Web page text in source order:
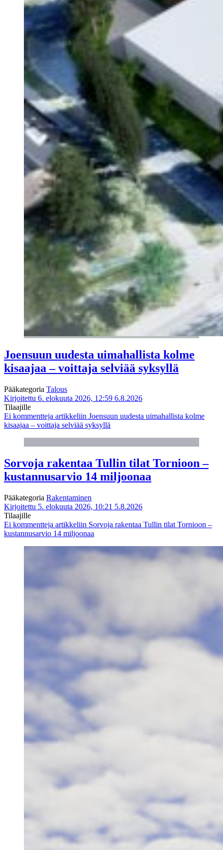
Joensuun uudesta uimahallista kolme
kisaajaa – voittaja selviää syksyllä
Pääkategoria Talous
Kirjoitettu 6. elokuuta 2026, 12:59 6.8.2026
Tilaajille
Ei kommentteja artikkeliin Joensuun uudesta uimahallista kolme
kisaajaa – voittaja selviää syksyllä
Sorvoja rakentaa Tullin tilat Tornioon –
kustannusarvio 14 miljoonaa
Pääkategoria Rakentaminen
Kirjoitettu 5. elokuuta 2026, 10:21 5.8.2026
Tilaajille
Ei kommentteja artikkeliin Sorvoja rakentaa Tullin tilat Tornioon –
kustannusarvio 14 miljoonaa